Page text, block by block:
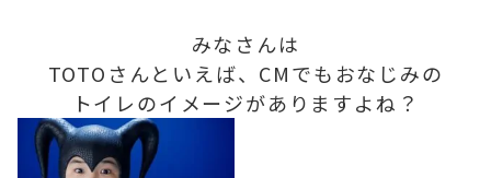
みなさんは
TOTOさんといえば、CMでもおなじみの
トイレのイメージがありますよね？